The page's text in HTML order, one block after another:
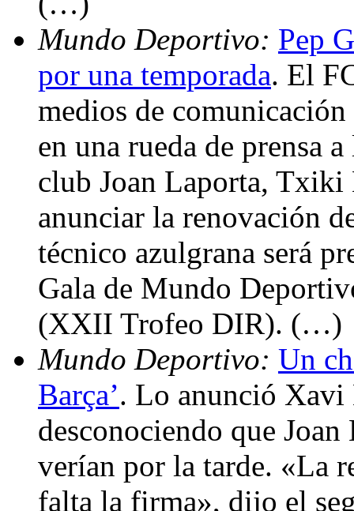
Mundo Deportivo: Pep
por una temporada. El
medios de
en una rueda de prensa
club Joan Laporta, Txiki
anunciar la renovación
técnico azulgrana será
Gala de Mundo
(XXII Trofeo DIR). (…)
Mundo Deportivo: Un
Barça’. Lo anunció Xavi
desconociendo que
verían por la tarde. «La
falta la firma», dijo el